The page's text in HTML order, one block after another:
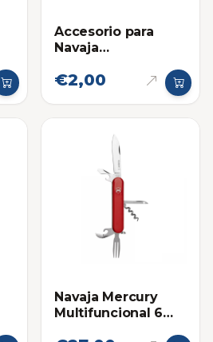
Accesorio para
Navaja
Pinza Victorinox
€2,00
Navaja Mercury
Multifuncional 6